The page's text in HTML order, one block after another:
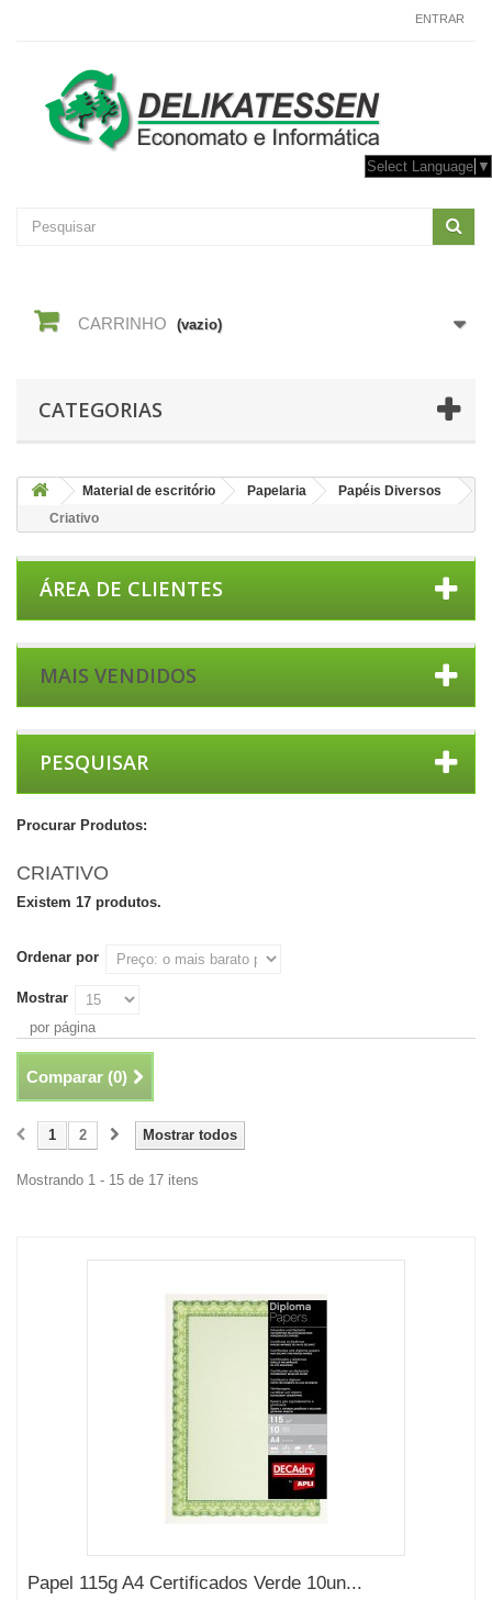
ENTRAR
Select Language ▼
CARRINHO (vazio)
CATEGORIAS
Material de escritório Papelaria
Papéis Diversos
Criativo
ÁREA DE CLIENTES
MAIS VENDIDOS
PESQUISAR
Procurar Produtos:
CRIATIVO
Existem 17 produtos.
Ordenar por
Mostrar
por página
Comparar (0)
Mostrar todos
1 2
Mostrando 1 - 15 de 17 itens
Papel 115g A4 Certificados Verde 10un...